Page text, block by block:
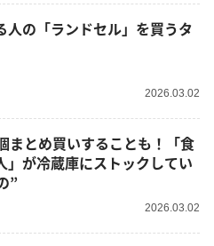
人の「ランドセル」を買うタ
2026.03.02
まとめ買いすることも！「食
」が冷蔵庫にストックしてい
”
2026.03.02